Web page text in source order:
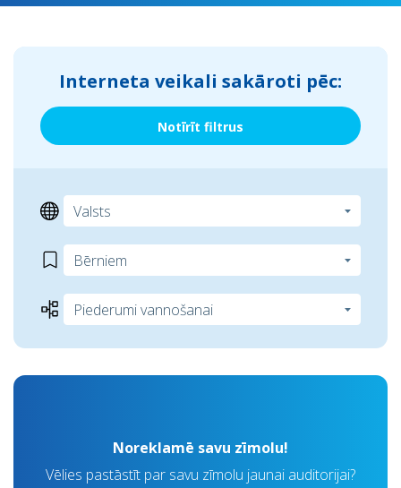
Interneta veikali sakāroti pēc:
Notīrīt filtrus
Noreklamē savu zīmolu!
Vēlies pastāstīt par savu zīmolu jaunai auditorijai?